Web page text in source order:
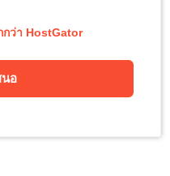
กว่า HostGator
นอ